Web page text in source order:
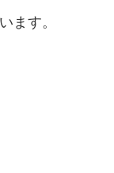
ます。